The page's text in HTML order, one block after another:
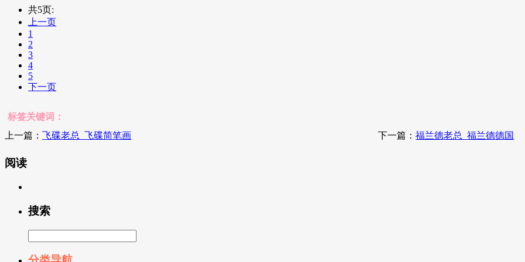
共5页:
上一页
1
2
3
4
5
下一页
标签关键词：
上一篇： 飞碟老总_飞碟简笔画 下一篇：福兰德老总_福兰德德国
阅读
搜索